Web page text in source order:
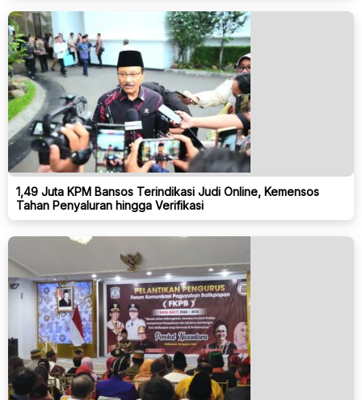
1,49 Juta KPM Bansos Terindikasi Judi Online, Kemensos
Tahan Penyaluran hingga Verifikasi